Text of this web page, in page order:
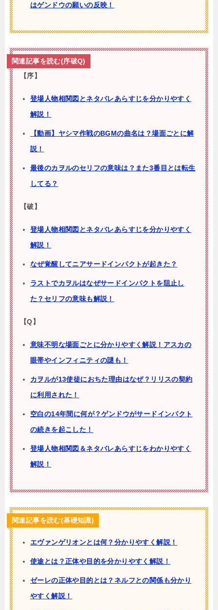
はゲンドウの願いの反映！
関連記事を読む(序破Q)
【序】
登場人物相関図とネタバレあらすじを分かりやすく
解説！
【動画】ヤシマ作戦のBGMの曲名は？場面ごとに解
説！
最後のカヲルのセリフの意味は？また3番目とは転生
してる？
【破】
登場人物相関図とネタバレあらすじを分かりやすく
解説！
なぜ覚醒してニアサードインパクトが起きた？
ラストでカヲルはなぜサードインパクトを阻止し
た？セリフの意味も解説！
【Q】
意味不明な場面ごとに分かりやすく解説！アスカの
眼帯やインフィニティの謎も！
カヲルが13使徒におちた理由はなぜ？リリスの契約
に利用された！
空白の14年間に何が？ゲンドウがサードインパクト
の続きを起こした！
登場人物相関図＆ネタバレあらすじをわかりやすく
解説！
関連記事を読む(基礎知識)
エヴァンゲリオンとは何？分かりやすく解説！
使途とは？正体や目的を分かりやすく解説！
ゼーレの正体や目的とは？ネルフとの関係も分かり
やすく解説！